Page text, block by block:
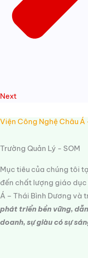
Next
Viện Công Nghệ Châu Á
Trường Quản Lý - SOM
Mục tiêu của chúng tôi
đến chất lượng giáo dục
Á – Thái Bình Dương và
phát triển bền vững,
doanh, sự giàu có sự